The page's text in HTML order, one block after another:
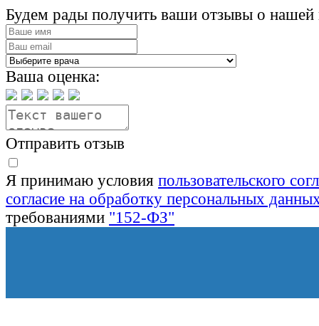
Будем рады получить ваши отзывы о нашей
Ваша оценка:
Отправить отзыв
Я принимаю условия пользовательского
согласие на обработку персональных
требованиями "152-ФЗ"